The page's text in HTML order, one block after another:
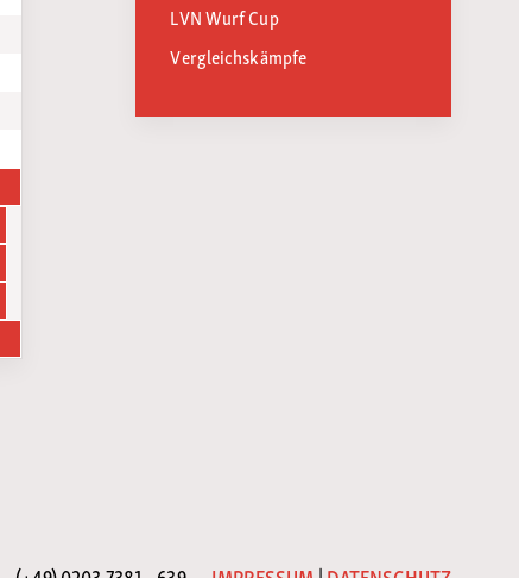
LVN Wurf Cup
Vergleichskämpfe